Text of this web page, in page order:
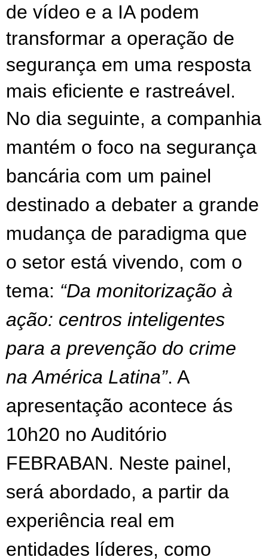
de vídeo e a IA podem
transformar a operação de
segurança em uma resposta
mais eficiente e rastreável.
No dia seguinte, a companhia
mantém o foco na segurança
bancária com um painel
destinado a debater a grande
mudança de paradigma que
o setor está vivendo, com o
tema: “Da monitorização à
ação: centros inteligentes
para a prevenção do crime
na América Latina”. A
apresentação acontece ás
10h20 no Auditório
FEBRABAN. Neste painel,
será abordado, a partir da
experiência real em
entidades líderes, como